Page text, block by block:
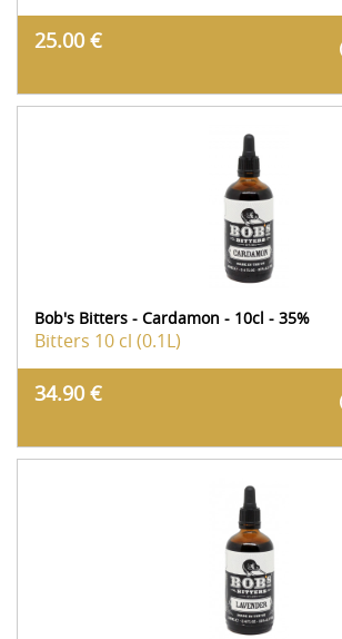
25.00 €
Bob's Bitters - Cardamon - 10cl - 35%
Bitters 10 cl (0.1L)
34.90 €